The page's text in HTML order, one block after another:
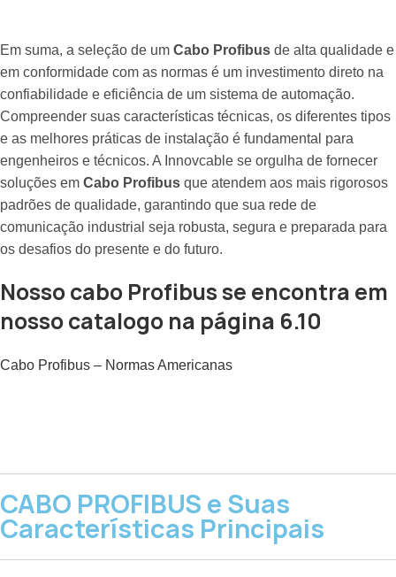
Em suma, a seleção de um Cabo Profibus de alta qualidade e
em conformidade com as normas é um investimento direto na
confiabilidade e eficiência de um sistema de automação.
Compreender suas características técnicas, os diferentes tipos
e as melhores práticas de instalação é fundamental para
engenheiros e técnicos. A Innovcable se orgulha de fornecer
soluções em Cabo Profibus que atendem aos mais rigorosos
padrões de qualidade, garantindo que sua rede de
comunicação industrial seja robusta, segura e preparada para
os desafios do presente e do futuro.
Nosso cabo Profibus se encontra em
nosso catalogo na página 6.10
Cabo Profibus – Normas Americanas
CABO PROFIBUS e Suas
Características Principais